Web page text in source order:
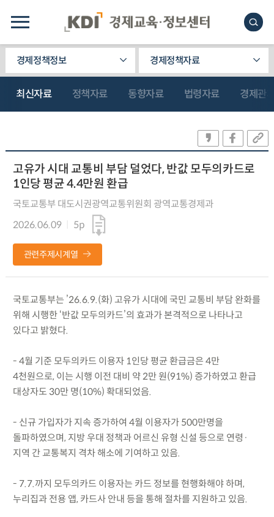
경제정책정보 경제정책자료
최신자료 정책자료 동향자료 법령자료 경제관
고유가 시대 교통비 부담 덜었다, 반값 모두의카드로
1인당 평균 4.4만원 환급
국토교통부 대도시권광역교통위원회 광역교통경제과
2026.06.09
5p
관련주제시계열
국토교통부는 ’26.6.9.(화) 고유가 시대에 국민 교통비 부담 완화를
위해 시행한 ‘반값 모두의카드’의 효과가 본격적으로 나타나고
있다고 밝혔다.
- 4월 기준 모두의카드 이용자 1인당 평균 환급금은 4만
4천원으로, 이는 시행 이전 대비 약 2만 원(91%) 증가하였고 환급
대상자도 30만 명(10%) 확대되었음.
- 신규 가입자가 지속 증가하여 4월 이용자가 500만명을
돌파하였으며, 지방 우대 정책과 어르신 유형 신설 등으로 연령·
지역 간 교통복지 격차 해소에 기여하고 있음.
- 7.7.까지 모두의카드 이용자는 카드 정보를 현행화해야 하며,
누리집과 전용 앱, 카드사 안내 등을 통해 절차를 지원하고 있음.